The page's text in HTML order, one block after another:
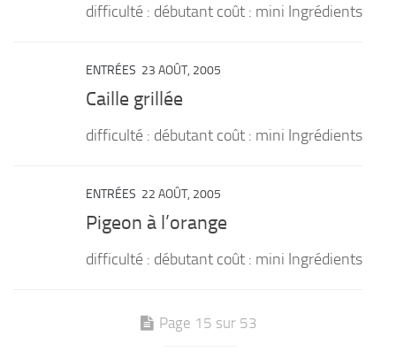
difficulté : débutant coût : mini Ingrédients
ENTRÉES 23 AOÛT, 2005
Caille grillée
difficulté : débutant coût : mini Ingrédients
ENTRÉES 22 AOÛT, 2005
Pigeon à l’orange
difficulté : débutant coût : mini Ingrédients
Page 15 sur 53